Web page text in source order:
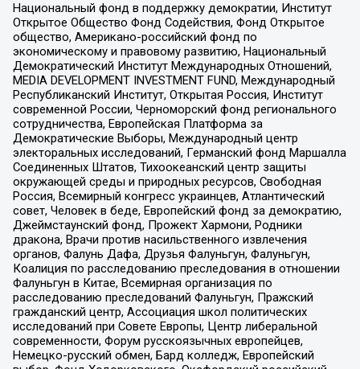
Национальный фонд в поддержку демократии, Институт
Открытое Общество Фонд Содействия, Фонд Открытое
общество, Американо-российский фонд по
экономическому и правовому развитию, Национальный
Демократический Институт Международных Отношений,
MEDIA DEVELOPMENT INVESTMENT FUND, Международный
Республиканский Институт, Открытая Россия, Институт
современной России, Черноморский фонд регионального
сотрудничества, Европейская Платформа за
Демократические Выборы, Международный центр
электоральных исследований, Германский фонд Маршалла
Соединенных Штатов, Тихоокеанский центр защиты
окружающей среды и природных ресурсов, Свободная
Россия, Всемирный конгресс украинцев, Атлантический
совет, Человек в беде, Европейский фонд за демократию,
Джеймстаунский фонд, Прожект Хармони, Родники
дракона, Врачи против насильственного извлечения
органов, Фалунь Дафа, Друзья Фалуньгун, Фалуньгун,
Коалиция по расследованию преследования в отношении
Фалуньгун в Китае, Всемирная организация по
расследованию преследований Фалуньгун, Пражский
гражданский центр, Ассоциация школ политических
исследований при Совете Европы, Центр либеральной
современности, Форум русскоязычных европейцев,
Немецко-русский обмен, Бард колледж, Европейский